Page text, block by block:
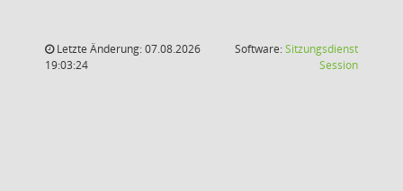
Letzte Änderung: 07.08.2026
19:03:24
Software:Sitzungsdienst
Session(Wird in